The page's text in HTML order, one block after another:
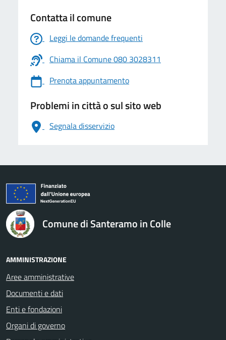
Contatta il comune
Leggi le domande frequenti
Chiama il Comune 080 3028311
Prenota appuntamento
Problemi in città o sul sito web
Segnala disservizio
logo Unione Europea
Comune di Santeramo in Colle
AMMINISTRAZIONE
Aree amministrative
Documenti e dati
Enti e fondazioni
Organi di governo